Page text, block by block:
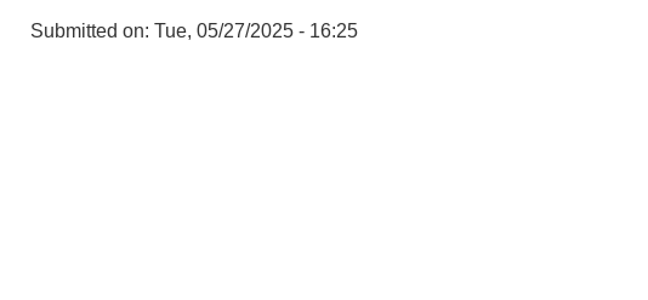
Submitted on: Tue, 05/27/2025 - 16:25